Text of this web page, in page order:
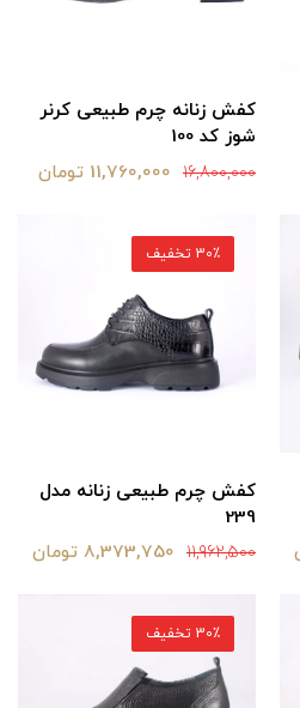
کفش زنانه چرم طبیعی کرنر
شوز کد 100
16,800,000 11,760,000 تومان
کفش چرم طبیعی زنانه مدل
239
11,962,500 8,373,750 تومان
30٪ تخفیف
30٪ تخفیف